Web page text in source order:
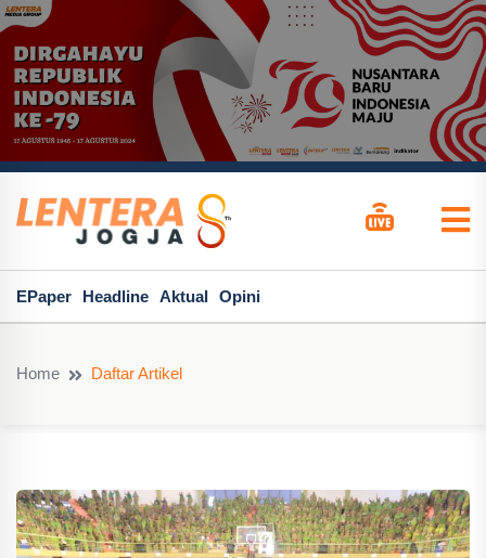
EPaper Headline Aktual Opini
Home Daftar Artikel